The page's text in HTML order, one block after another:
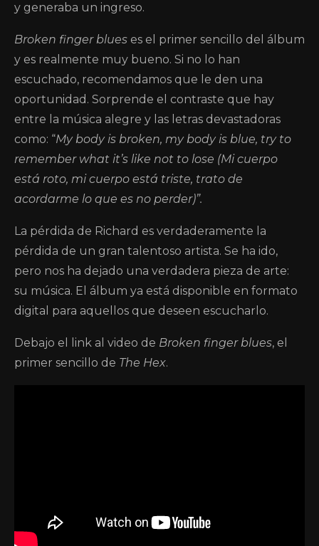
y generaba un ingreso.
Broken finger blues es el primer sencillo del álbum
y es realmente muy bueno. Si no lo han
escuchado, recomendamos que le den una
oportunidad. Sorprende el contraste que hay
entre la música alegre y las letras devastadoras
como: “My body is broken, my body is blue, try to
remember what it’s like not to lose (Mi cuerpo
está roto, mi cuerpo está triste, trato de
acordarme lo que es no perder)”.
La pérdida de Richard es verdaderamente la
pérdida de un gran talentoso artista. Se ha ido,
pero nos ha dejado una verdadera pieza de arte:
su música. El álbum ya está disponible en formato
digital para aquellos que deseen escucharlo.
Debajo el link al video de Broken finger blues, el
primer sencillo de The Hex.